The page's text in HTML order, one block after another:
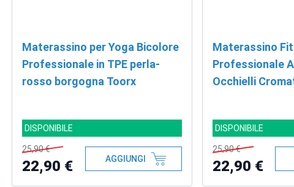
Materassino per Yoga Bicolore
Professionale in TPE perla-
rosso borgogna Toorx
DISPONIBILE
25,90 €
22,90 € AGGIUNGI
Materassino
Professionale
Occhielli
DISPONIBILE
25,90 €
22,90 €